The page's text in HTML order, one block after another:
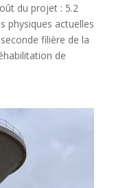
du projet : 5.2
physiques actuelles
seconde filière de la
de